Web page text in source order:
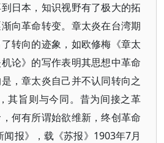
日本，知识视野有了极大的拓
向革命转变。章太炎在台湾期
转向的迹象，如欧修梅《章太
论》的写作表明其思想中革命
，章太炎自己并不认同转向之
其旨则与今同。昔为间接之革
何有所谓始欲维新，终创革命
闻报》，载《苏报》1903年7月